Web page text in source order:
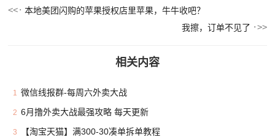
本地美团闪购的苹果授权店里苹果，牛牛收吧？
我擦，订单不见了
相关内容
1 微信线报群-每周六外卖大战
2 6月撸外卖大战最强攻略 每天更新
3 【淘宝天猫】满300-30凑单拆单教程